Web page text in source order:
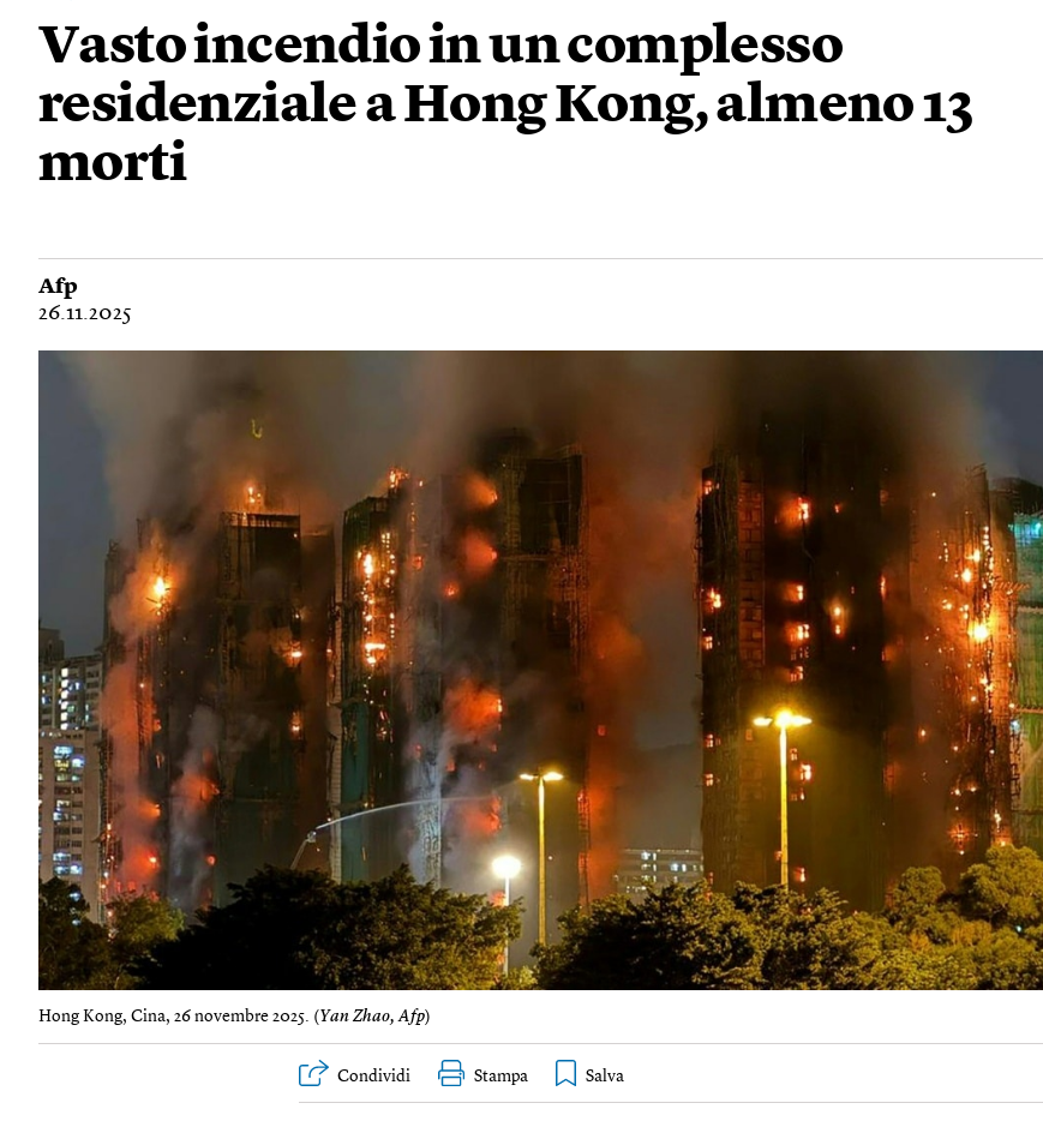
Vasto incendio in un complesso
residenziale a Hong Kong, almeno 13
morti
Afp
26.11.2025
Hong Kong, Cina, 26 novembre 2025. ( Yan Zhao, Afp)
Condividi Stampa